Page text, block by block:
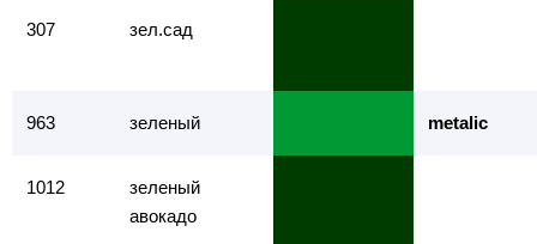
307 зел.сад
963 зеленый metalic
1012
зеленый
авокадо